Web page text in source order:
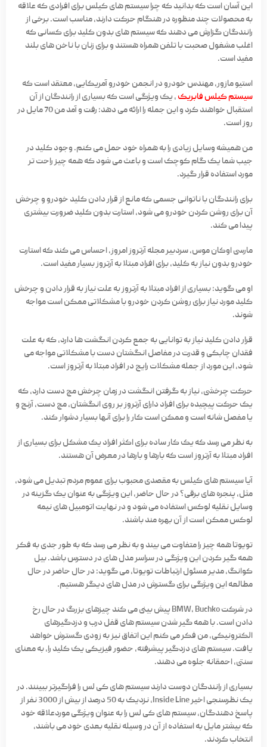
این آسان است که بدانید که چرا سیستم های کیلس برای افرادی که علاقه
به محصولات چند منظوره در هنگام حرکت دارند، مناسب است. برخی از
رانندگان گزارش می دهند که سیستم های بدون کلید برای کسانی که
اغلب مشغول صحبت با تلفن همراه هستند و برای زنان با ناخن های بلند
مفید است.
استیو مازور، مهندس خودرو در انجمن خودرو آمریکایی، معتقد است که
سیستم کیلس فابریک، یک ویژگی است که بسیاری از رانندگان از آن
استقبال خواهند کرد و این جمله را ارائه می دهد: رفت و آمد من 70 مایل در
روز است.
من همیشه وسایل زیادی را به همراه خود حمل می کنم. وجود کلید در
جیب شما یک گام کوچک است و باعث می شود که همه چیز راحت تر
مورد استفاده قرار گیرد.
برای رانندگان با ناتوانی جسمی که مانع از قرار دادن کلید خودرو و چرخش
آن برای روشن کردن خودرو می شود، استارت بدون کلید ضرورت بیشتری
پیدا می کند.
مارسی اوکان موس، سردبیر مجله آرتروز امروز، احساس می کند که استارت
خودرو بدون نیاز به کلید، برای افراد مبتلا به آرتروز بسیار مفید است.
او می گوید: بسیاری از افراد مبتلا به آرتروز به علت نیاز به قرار دادن و چرخش
کلید مورد نیاز برای روشن کردن خودرو با مشکلاتی ممکن است مواجه
شوند.
قرار دادن کلید نیاز به توانایی به جمع کردن انگشت ها دارد، که به علت
فقدان چابکی و قدرت در مفاصل انگشتان دست با مشکلاتی مواجه می
شود، این مورد از جمله مشکلات رایج در افراد مبتلا به آرتروز است.
حرکت چرخشی، نیاز به گرفتن انگشت در زمان چرخش مچ دست دارد، که
یک حرکت پیچیده برای افراد دارای آرتروز بر روی انگشتان، مچ دست، آرنج و
یا مفصل شانه است و ممکن است کار را برای آنها بسیار دشوار کند.
به نظر می رسد که یک کار ساده برای اکثر افراد یک مشکل برای بسیاری از
افراد مبتلا به آرتروز است که بارها و بارها در معرض آن هستند.
آیا سیستم های کیلس به مقصدی محبوب برای عموم مردم تبدیل می شود،
مثل، پنجره های برقی؟ در حال حاضر، این ویژگی به عنوان یک گزینه در
وسایل نقلیه لوکس استفاده می شود و در نهایت اتومبیل های نیمه
لوکس ممکن است از آن بهره مند باشند.
تویوتا همه چیز را متفاوت می بیند و به نظر می رسد که به طور جدی به فکر
همه گیر کردن این ویژگی در سراسر مدل های در دسترس باشد. بیل
کوانگ، مدیر مسئول ارتباطات تویوتا، می گوید: در حال حاضر در حال
مطالعه این ویژگی برای گسترش در مدل های دیگر هستیم.
در شرکت BMW، Buchko پیش بینی می کند چیزهای بزرگ در حال رخ
دادن است. با همه گیر شدن سیستم های قفل درب و دزدگیرهای
الکترونیکی، من فکر می کنم این اتفاق نیز به زودی گسترش خواهد
یافت. سیستم های دزدگیر پیشرفته، حضور فیزیکی یک کلید را، به معنای
سنتی، احمقانه جلوه می دهند.
بسیاری از رانندگان دوست دارند سیستم های کی لس را فراگیرتر ببینند. در
یک نظرسنجی اخیر Inside Line، نزدیک به 50 درصد از بیش از 3000 نفر از
پاسخ دهندگان، سیستم های کی لس را به عنوان ویژگی موردعلاقه خود
که بیشتر مایل به استفاده از آن در وسیله نقلیه بعدی خود می باشند،
انتخاب کردند.